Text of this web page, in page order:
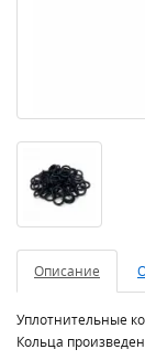
Описание
Уплотнительные
Кольца